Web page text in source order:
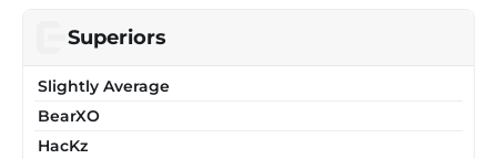
Superiors
Slightly Average
BearXO
HacKz